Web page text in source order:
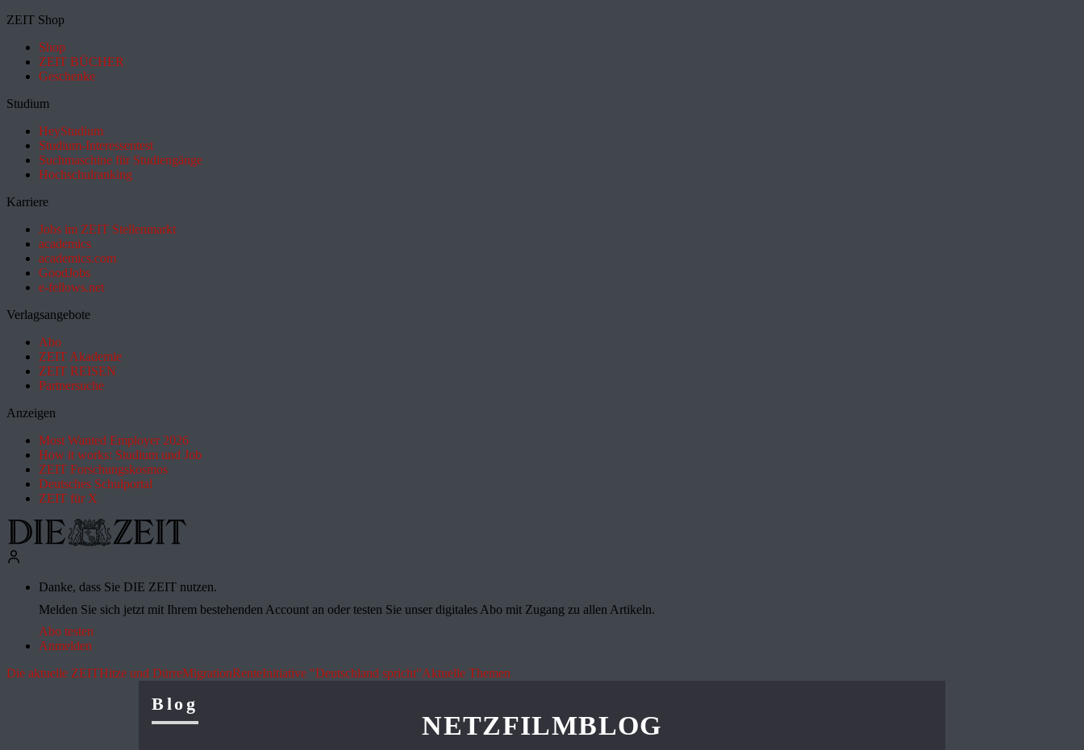
ZEIT Shop
Shop
ZEIT BÜCHER
Geschenke
Studium
HeyStudium
Studium-Interessentest
Suchmaschine für Studiengänge
Hochschulranking
Karriere
Jobs im ZEIT Stellenmarkt
academics
academics.com
GoodJobs
e-fellows.net
Verlagsangebote
Abo
ZEIT Akademie
ZEIT REISEN
Partnersuche
Anzeigen
Most Wanted Employer 2026
How it works: Studium und Job
ZEIT Forschungskosmos
Deutsches Schulportal
ZEIT für X
Danke, dass Sie DIE ZEIT nutzen.
Melden Sie sich jetzt mit Ihrem bestehenden Account an oder testen Sie unser digitales Abo mit Zugang zu allen Artikeln.
Abo testen
Anmelden
Die aktuelle ZEITHitze und DürreMigrationRenteInitiative "Deutschland spricht"Aktuelle Themen
Blog
NETZFILMBLOG